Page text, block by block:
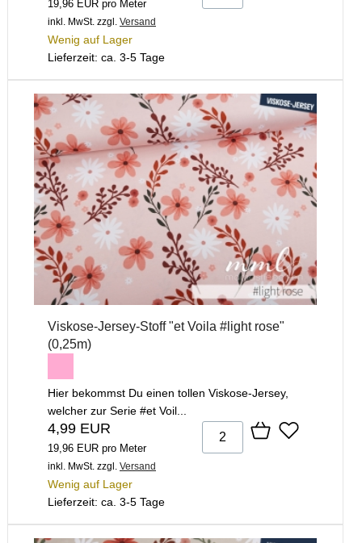
19,96 EUR pro Meter
inkl. MwSt. zzgl. Versand
Wenig auf Lager
Lieferzeit: ca. 3-5 Tage
Viskose-Jersey-Stoff "et Voila #light rose"
(0,25m)
Hier bekommst Du einen tollen Viskose-Jersey,
welcher zur Serie #et Voil...
4,99 EUR
19,96 EUR pro Meter
inkl. MwSt. zzgl. Versand
Wenig auf Lager
Lieferzeit: ca. 3-5 Tage